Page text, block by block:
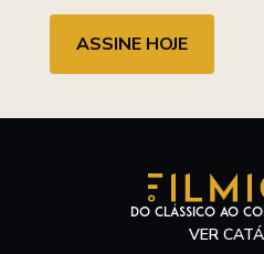
ASSINE HOJE
do clássico ao
VER